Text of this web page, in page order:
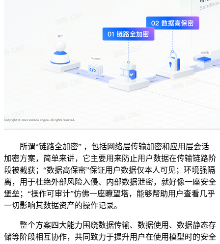
所谓“链路全加密” ，包括网络层传输加密和应用层会话
加密方案，简单来讲，它主要用来防止用户数据在传输链路阶
段被截获；“数据高保密”保证用户数据仅本人可见；环境强隔
离，用于杜绝外部风险入侵、内部数据泄密，就好像一座安全
堡垒；“操作可审计”仿佛一座瞭望塔，能够帮助用户查看几乎
一切影响其数据资产的操作记录。
整个方案四大能力围绕数据传输、数据使用、数据静态存
储等阶段相互协作，共同致力于提升用户在使用模型时的安全